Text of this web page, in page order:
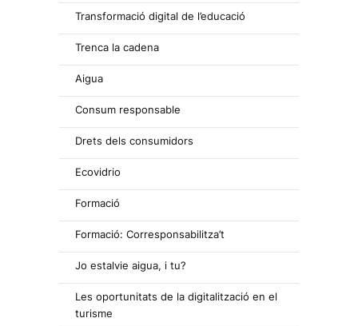
Transformació digital de l’educació
Trenca la cadena
Aigua
Consum responsable
Drets dels consumidors
Ecovidrio
Formació
Formació: Corresponsabilitza’t
Jo estalvie aigua, i tu?
Les oportunitats de la digitalització en el
turisme